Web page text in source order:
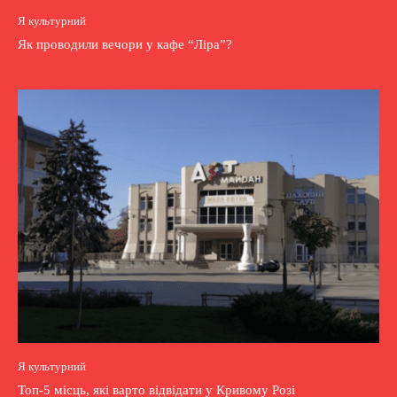
Я культурний
Як проводили вечори у кафе “Ліра”?
Я культурний
Топ-5 місць, які варто відвідати у Кривому Розі